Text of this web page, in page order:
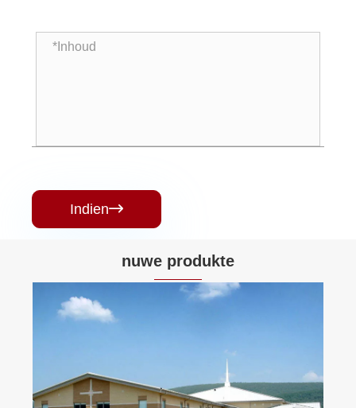
Indien
nuwe produkte